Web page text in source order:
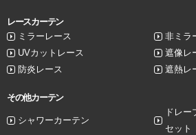
レースカーテン
ミラーレース
非ミラ
UVカットレース
遮像レ
防炎レース
遮熱レ
その他カーテン
シャワーカーテン
ドレー
セット